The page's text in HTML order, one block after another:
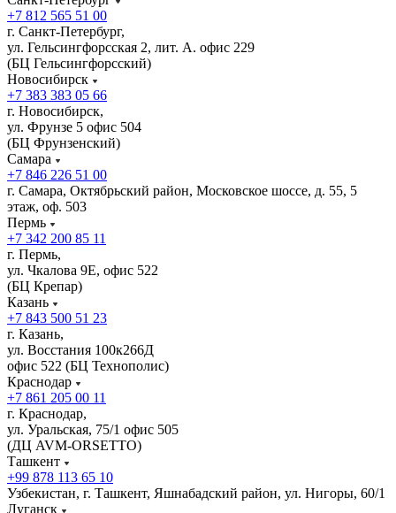
+7 812 565 51 00
г. Санкт-Петербург,
ул. Гельсингфорсская 2, лит. А. офис 229
(БЦ Гельсингфорсский)
Новосибирск
+7 383 383 05 66
г. Новосибирск,
ул. Фрунзе 5 офис 504
(БЦ Фрунзенский)
Самара
+7 846 226 51 00
г. Самара, Октябрьский район, Московское шоссе, д. 55, 5
этаж, оф. 503
Пермь
+7 342 200 85 11
г. Пермь,
ул. Чкалова 9Е, офис 522
(БЦ Крепар)
Казань
+7 843 500 51 23
г. Казань,
ул. Восстания 100к266Д
офис 522 (БЦ Технополис)
Краснодар
+7 861 205 00 11
г. Краснодар,
ул. Уральская, 75/1 офис 505
(ДЦ AVM-ORSETTO)
Ташкент
+99 878 113 65 10
Узбекистан, г. Ташкент, Яшнабадский район, ул. Нигоры, 60/1
Луганск